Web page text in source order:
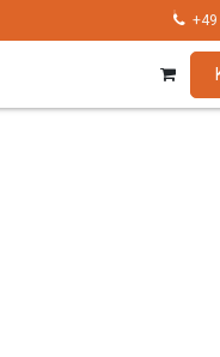
Kollektionen